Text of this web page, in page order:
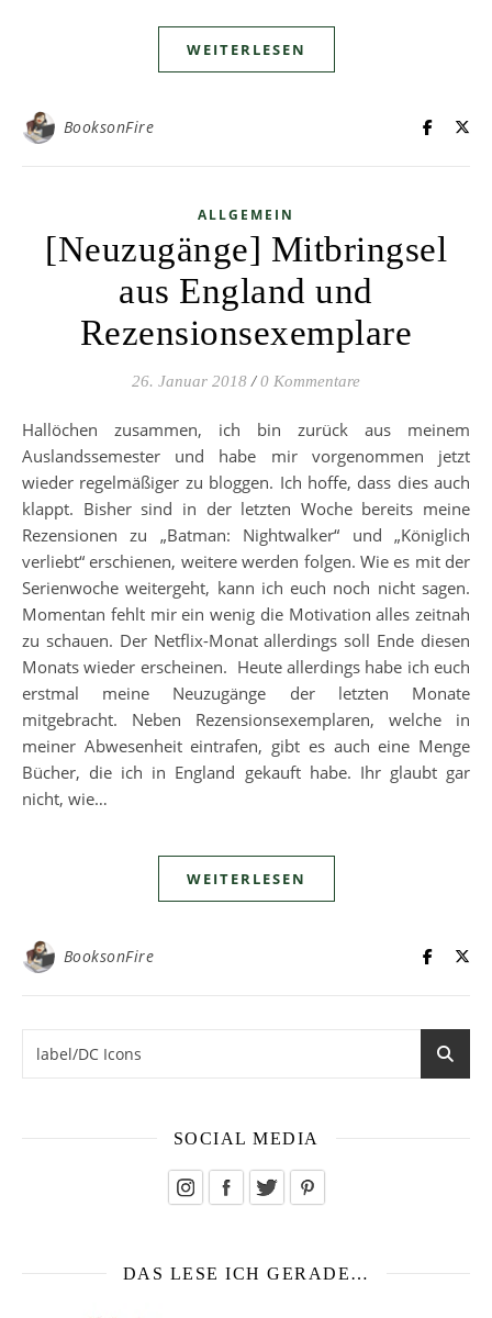
WEITERLESEN
BooksonFire
ALLGEMEIN
[Neuzugänge] Mitbringsel
aus England und
Rezensionsexemplare
26. Januar 2018 / 0 Kommentare
Hallöchen zusammen, ich bin zurück aus meinem
Auslandssemester und habe mir vorgenommen jetzt
wieder regelmäßiger zu bloggen. Ich hoffe, dass dies auch
klappt. Bisher sind in der letzten Woche bereits meine
Rezensionen zu „Batman: Nightwalker“ und „Königlich
verliebt“ erschienen, weitere werden folgen. Wie es mit der
Serienwoche weitergeht, kann ich euch noch nicht sagen.
Momentan fehlt mir ein wenig die Motivation alles zeitnah
zu schauen. Der Netflix-Monat allerdings soll Ende diesen
Monats wieder erscheinen. Heute allerdings habe ich euch
erstmal meine Neuzugänge der letzten Monate
mitgebracht. Neben Rezensionsexemplaren, welche in
meiner Abwesenheit eintrafen, gibt es auch eine Menge
Bücher, die ich in England gekauft habe. Ihr glaubt gar
nicht, wie…
WEITERLESEN
BooksonFire
SOCIAL MEDIA
DAS LESE ICH GERADE…